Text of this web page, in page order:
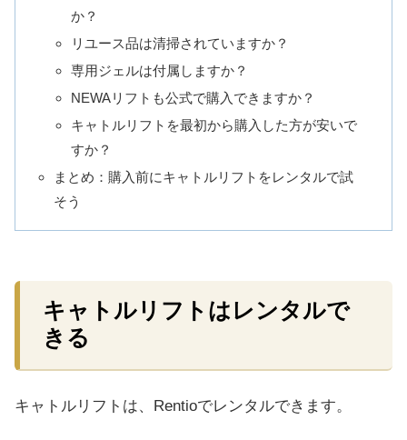
か？
リユース品は清掃されていますか？
専用ジェルは付属しますか？
NEWAリフトも公式で購入できますか？
キャトルリフトを最初から購入した方が安いで
すか？
まとめ：購入前にキャトルリフトをレンタルで試
そう
キャトルリフトはレンタルで
きる
キャトルリフトは、Rentioでレンタルできます。